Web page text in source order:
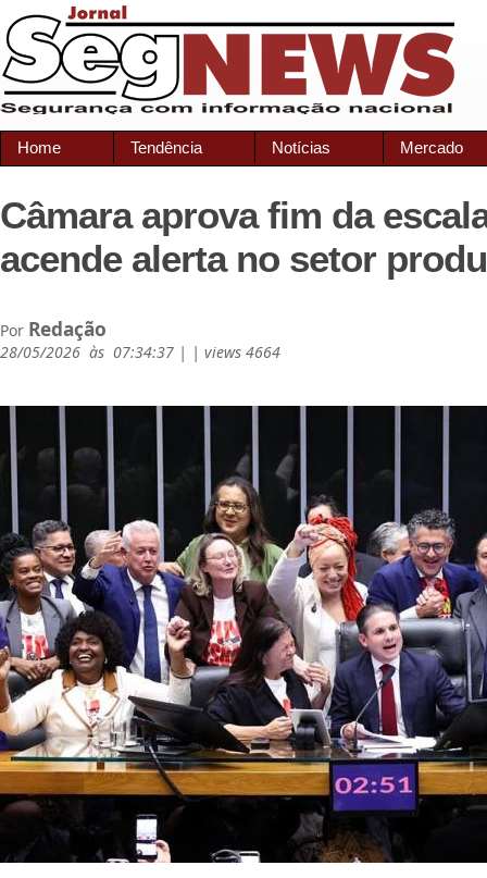
Home Tendência Notícias Mercado
Câmara aprova fim da
acende alerta no setor
Por Redação
28/05/2026 às 07:34:37 | | views 4664